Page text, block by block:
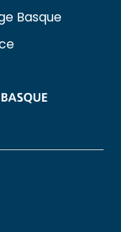
Basque